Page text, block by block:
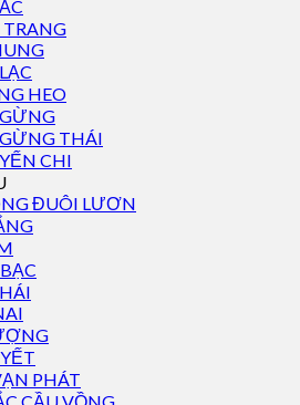
HEO
THÁI
CHI
ĐUÔI LƯƠN
PHÁT